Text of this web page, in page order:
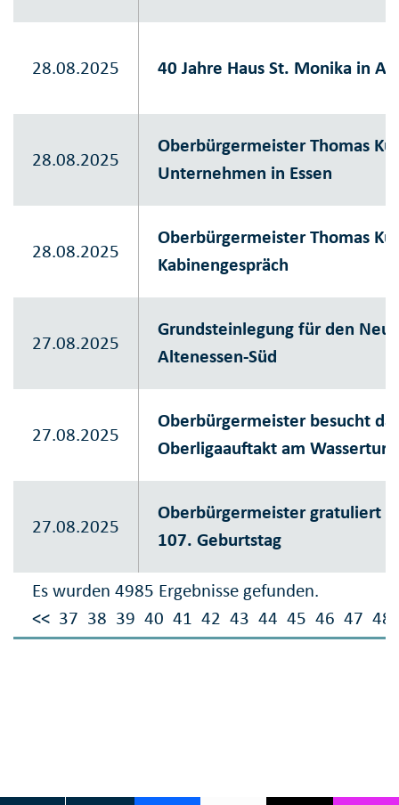
Es wurden 4985 Ergebnisse gefunden.
<< 37 38 39 40 41 42 43 44 45 46 47 48
28.08.2025 40 Jahre Haus St. Monika in
28.08.2025
Oberbürgermeister Thomas
Unternehmen in Essen
28.08.2025
Oberbürgermeister Thomas
Kabinengespräch
27.08.2025
Grundsteinlegung für den
Altenessen-Süd
27.08.2025
Oberbürgermeister besucht
Oberligaauftakt am
27.08.2025
Oberbürgermeister gratuliert
107. Geburtstag